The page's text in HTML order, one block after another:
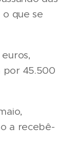
o que se
por 45.500
a recebê-